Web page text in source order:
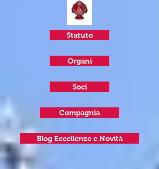
Statuto
Organi
Soci
Compagnia
Blog Eccellenze e Novità